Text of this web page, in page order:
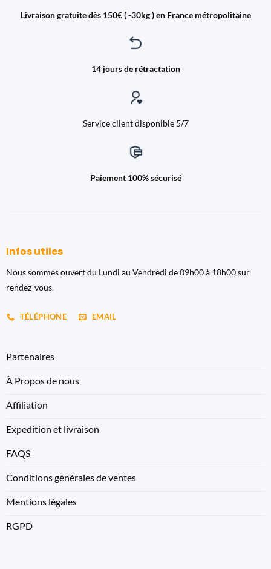
Livraison gratuite dès 150€ ( -30kg ) en France métropolitaine
14 jours de rétractation
Service client disponible 5/7
Paiement 100% sécurisé
Infos utiles
Nous sommes ouvert du Lundi au Vendredi de 09h00 à 18h00 sur
rendez-vous.
TÉLÉPHONE EMAIL
Partenaires
À Propos de nous
Affiliation
Expedition et livraison
FAQS
Conditions générales de ventes
Mentions légales
RGPD